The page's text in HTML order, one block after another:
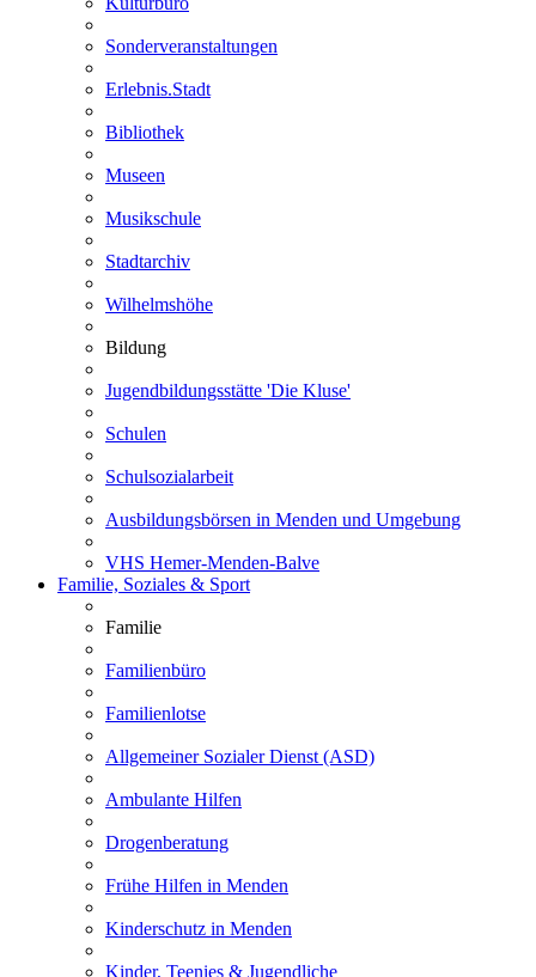
Sonderveranstaltungen
Erlebnis.Stadt
Bibliothek
Museen
Musikschule
Stadtarchiv
Wilhelmshöhe
Bildung
Jugendbildungsstätte 'Die Kluse'
Schulen
Schulsozialarbeit
Ausbildungsbörsen in Menden und Umgebung
VHS Hemer-Menden-Balve
Familie, Soziales & Sport
Familie
Familienbüro
Familienlotse
Allgemeiner Sozialer Dienst (ASD)
Ambulante Hilfen
Drogenberatung
Frühe Hilfen in Menden
Kinderschutz in Menden
Kinder, Teenies & Jugendliche